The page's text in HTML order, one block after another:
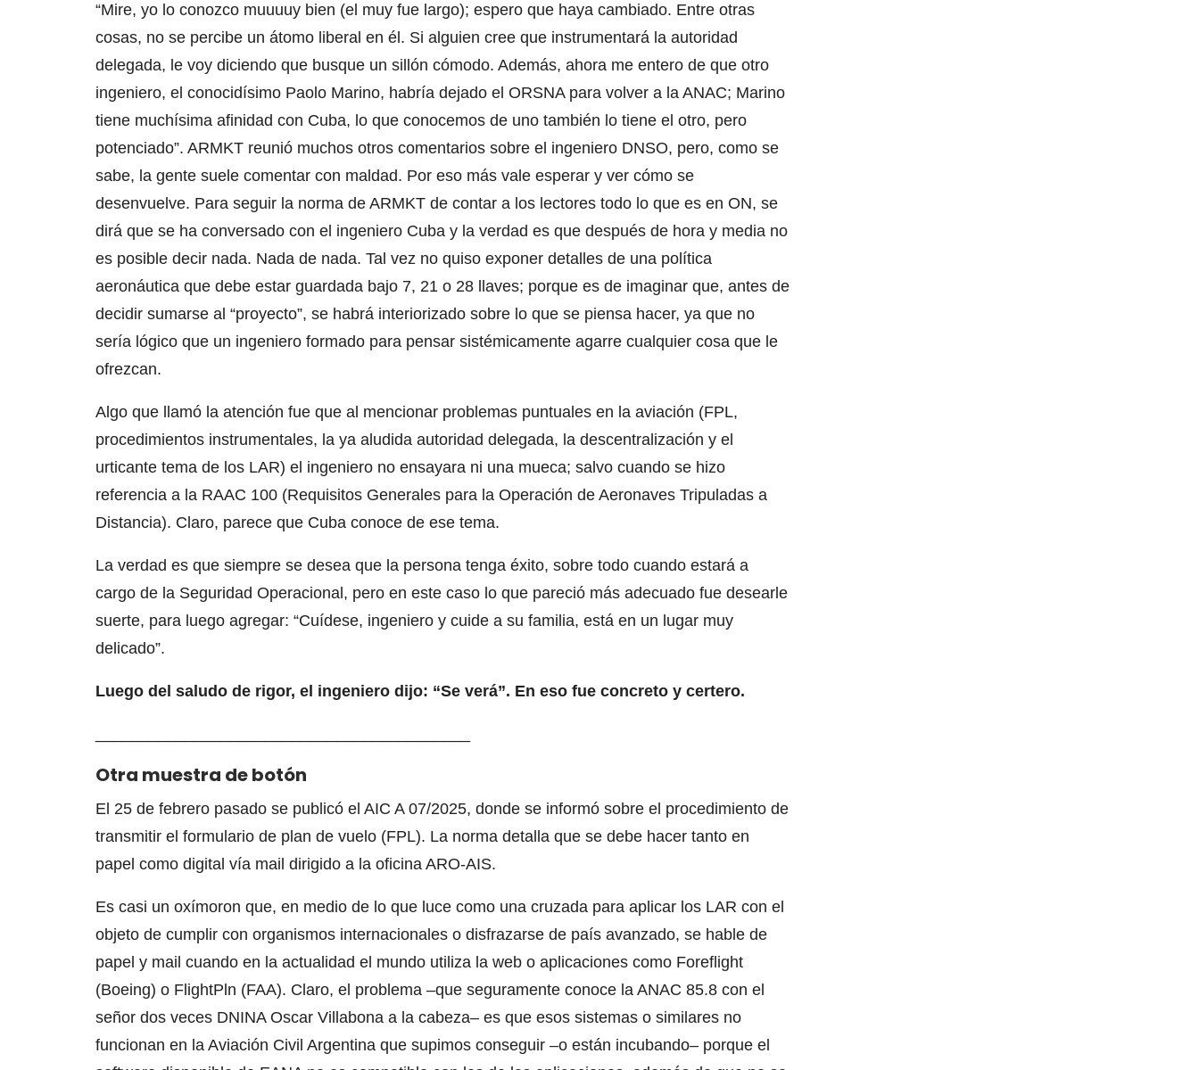
“Mire, yo lo conozco muuuuy bien (el muy fue largo); espero que haya cambiado. Entre otras
cosas, no se percibe un átomo liberal en él. Si alguien cree que instrumentará la autoridad
delegada, le voy diciendo que busque un sillón cómodo. Además, ahora me entero de que otro
ingeniero, el conocidísimo Paolo Marino, habría dejado el ORSNA para volver a la ANAC; Marino
tiene muchísima afinidad con Cuba, lo que conocemos de uno también lo tiene el otro, pero
potenciado”. ARMKT reunió muchos otros comentarios sobre el ingeniero DNSO, pero, como se
sabe, la gente suele comentar con maldad. Por eso más vale esperar y ver cómo se
desenvuelve. Para seguir la norma de ARMKT de contar a los lectores todo lo que es en ON, se
dirá que se ha conversado con el ingeniero Cuba y la verdad es que después de hora y media no
es posible decir nada. Nada de nada. Tal vez no quiso exponer detalles de una política
aeronáutica que debe estar guardada bajo 7, 21 o 28 llaves; porque es de imaginar que, antes de
decidir sumarse al “proyecto”, se habrá interiorizado sobre lo que se piensa hacer, ya que no
sería lógico que un ingeniero formado para pensar sistémicamente agarre cualquier cosa que le
ofrezcan.
Algo que llamó la atención fue que al mencionar problemas puntuales en la aviación (FPL,
procedimientos instrumentales, la ya aludida autoridad delegada, la descentralización y el
urticante tema de los LAR) el ingeniero no ensayara ni una mueca; salvo cuando se hizo
referencia a la RAAC 100 (Requisitos Generales para la Operación de Aeronaves Tripuladas a
Distancia). Claro, parece que Cuba conoce de ese tema.
La verdad es que siempre se desea que la persona tenga éxito, sobre todo cuando estará a
cargo de la Seguridad Operacional, pero en este caso lo que pareció más adecuado fue desearle
suerte, para luego agregar: “Cuídese, ingeniero y cuide a su familia, está en un lugar muy
delicado”.
Luego del saludo de rigor, el ingeniero dijo: “Se verá”. En eso fue concreto y certero.
Otra muestra de botón
El 25 de febrero pasado se publicó el AIC A 07/2025, donde se informó sobre el procedimiento de
transmitir el formulario de plan de vuelo (FPL). La norma detalla que se debe hacer tanto en
papel como digital vía mail dirigido a la oficina ARO-AIS.
Es casi un oxímoron que, en medio de lo que luce como una cruzada para aplicar los LAR con el
objeto de cumplir con organismos internacionales o disfrazarse de país avanzado, se hable de
papel y mail cuando en la actualidad el mundo utiliza la web o aplicaciones como Foreflight
(Boeing) o FlightPln (FAA). Claro, el problema –que seguramente conoce la ANAC 85.8 con el
señor dos veces DNINA Oscar Villabona a la cabeza– es que esos sistemas o similares no
funcionan en la Aviación Civil Argentina que supimos conseguir –o están incubando– porque el